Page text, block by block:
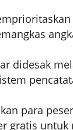
didesak
para
gratis untuk